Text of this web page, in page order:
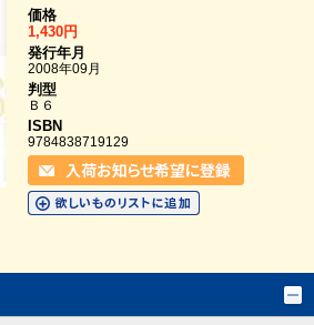
価格
1,430円
発行年月
2008年09月
判型
Ｂ６
ISBN
9784838719129